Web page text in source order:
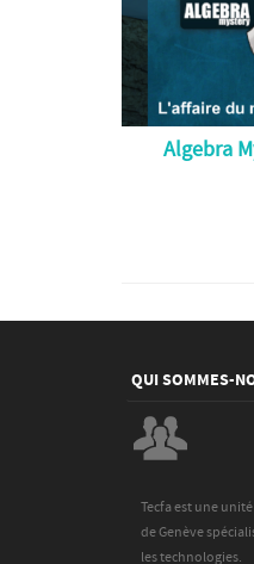
Algebra
QUI SOMMES-
Tecfa est une
de Genève
les technologies.